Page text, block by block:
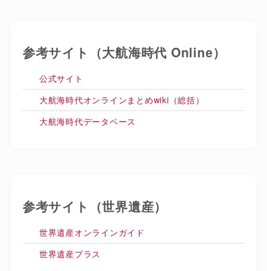
参考サイト（大航海時代 Online）
公式サイト
大航海時代オンラインまとめwiki（総括）
大航海時代データベース
参考サイト（世界遺産）
世界遺産オンラインガイド
世界遺産プラス